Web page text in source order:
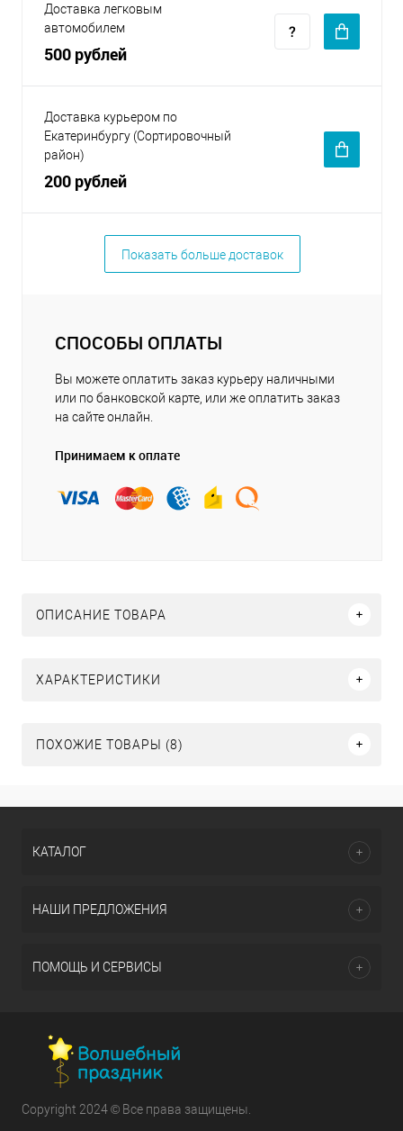
Доставка легковым
автомобилем
500 рублей
Доставка курьером по
Екатеринбургу (Сортировочный
район)
200 рублей
Показать больше доставок
СПОСОБЫ ОПЛАТЫ
Вы можете оплатить заказ курьеру наличными
или по банковской карте, или же оплатить заказ
на сайте онлайн.
Принимаем к оплате
ОПИСАНИЕ ТОВАРА
ХАРАКТЕРИСТИКИ
ПОХОЖИЕ ТОВАРЫ (8)
КАТАЛОГ
НАШИ ПРЕДЛОЖЕНИЯ
ПОМОЩЬ И СЕРВИСЫ
Copyright 2024 © Все права защищены.